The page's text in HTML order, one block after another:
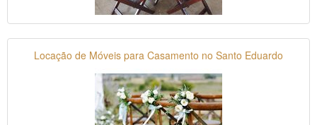
Locação de Móveis para Casamento no Santo Eduardo